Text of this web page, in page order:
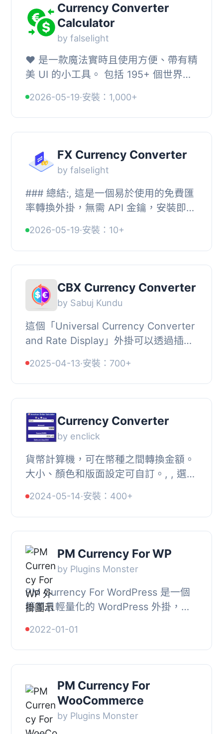
Currency Converter
Calculator
by falselight
❤️‍ 是一款魔法實時且使用方便、帶有精
美 UI 的小工具。 包括 195+ 個世界貨
強大的實時貨幣轉換器小工具，適用於
您的網...
2026-05-19·安裝：1,000+
FX Currency Converter
by falselight
### 總結:, 這是一個易於使用的免費匯
率轉換外掛，無需 API 金鑰，安裝即可
WordPress 外掛的特色是什麼？, - 輕
量程式碼...
2026-05-19·安裝：10+
CBX Currency Converter
by Sabuj Kundu
這個「Universal Currency Converter
and Rate Display」外掛可以透過插件
種顯示版型和支援全球幣值（目前支援
94種），同...
2025-04-13·安裝：700+
Currency Converter
by enclick
貨幣計算機，可在幣種之間轉換金額。
大小、顏色和版面設定可自訂。, , 選擇
供選擇, 選擇顯示格式，可調整寬度和
標題顏色...
2024-05-14·安裝：400+
PM Currency For WP
by Plugins Monster
PM Currency For WordPress 是一個
簡單且輕量化的 WordPress 外掛，讓
何地方以網站訪客當地貨幣顯示任何金
額，只需使用簡...
2022-01-01
PM Currency For
WooCommerce
by Plugins Monster